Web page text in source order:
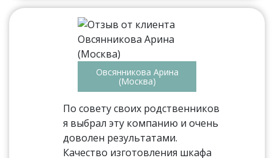
Овсянникова Арина
(Москва)
По совету своих родственников
я выбрал эту компанию и очень
доволен результатами.
Качество изготовления шкафа